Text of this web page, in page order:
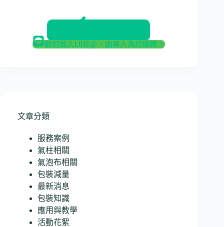
歡迎加入LINE@，由專人為您服務。
文章分類
服務案例
氣柱相關
氣泡布相關
包裝減量
最新消息
包裝知識
應用與教學
活動花絮